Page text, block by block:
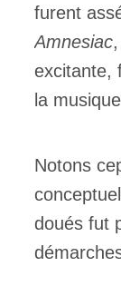
furent
Amnesiac
excitante,
la
Notons
doués fut